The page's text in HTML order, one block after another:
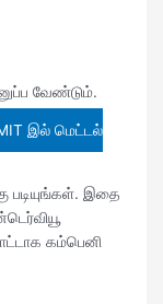
வேண்டும்.
இல் மெட்டல்
படியுங்கள். இதை
கம்பெனி